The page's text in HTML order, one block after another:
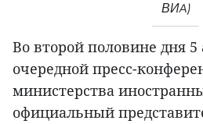
ВИA)
Во второй половине дня 5
очередной пресс-
министерства
официальный